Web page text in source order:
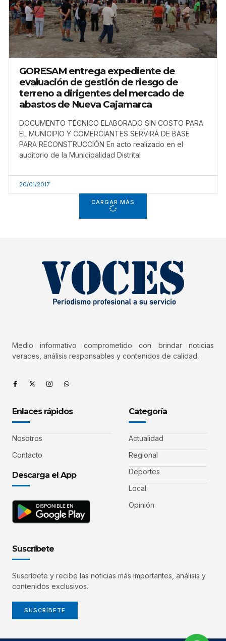
GORESAM entrega expediente de
evaluación de gestión de riesgo de
terreno a dirigentes del mercado de
abastos de Nueva Cajamarca
DOCUMENTO TÉCNICO ELABORADO SIN COSTO PARA
EL MUNICIPIO Y COMERCIANTES SERVIRÁ DE BASE
PARA RECONSTRUCCIÓN En acto realizado en el
auditorio de la Municipalidad Distrital
20/01/2017
CARGAR MÁS
Medio informativo comprometido con brindar noticias
veraces, análisis responsables y contenidos de calidad.
Enlaces rápidos
Nosotros
Contacto
Descarga el App
Categoría
Actualidad
Regional
Deportes
Local
Opinión
Suscríbete
Suscríbete y recibe las noticias más importantes, análisis y
contenidos exclusivos.
SUSCRÍBETE